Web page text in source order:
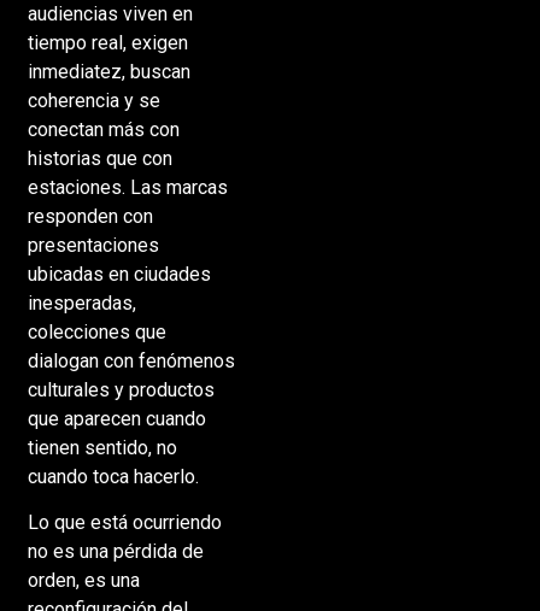
audiencias viven en
tiempo real, exigen
inmediatez, buscan
coherencia y se
conectan más con
historias que con
estaciones. Las marcas
responden con
presentaciones
ubicadas en ciudades
inesperadas,
colecciones que
dialogan con fenómenos
culturales y productos
que aparecen cuando
tienen sentido, no
cuando toca hacerlo.
Lo que está ocurriendo
no es una pérdida de
orden, es una